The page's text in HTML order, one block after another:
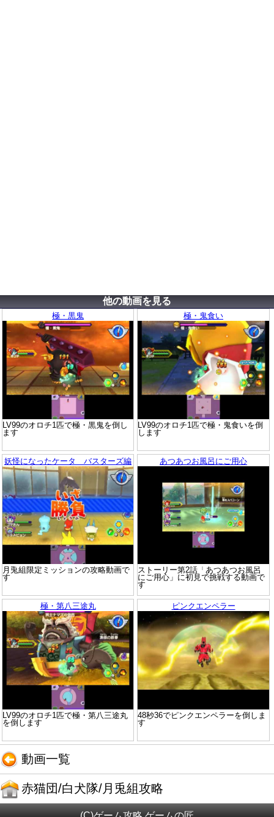
他の動画を見る
極・黒鬼
LV99のオロチ1匹で極・黒鬼を倒し
ます
極・鬼食い
LV99のオロチ1匹で極・鬼食いを倒
します
妖怪になったケータ バスターズ編
月兎組限定ミッションの攻略動画で
す
あつあつお風呂にご用心
ストーリー第2話「あつあつお風呂
にご用心」に初見で挑戦する動画で
す
極・第八三途丸
LV99のオロチ1匹で極・第八三途丸
を倒します
ピンクエンペラー
48秒36でピンクエンペラーを倒しま
す
動画一覧
赤猫団/白犬隊/月兎組攻略